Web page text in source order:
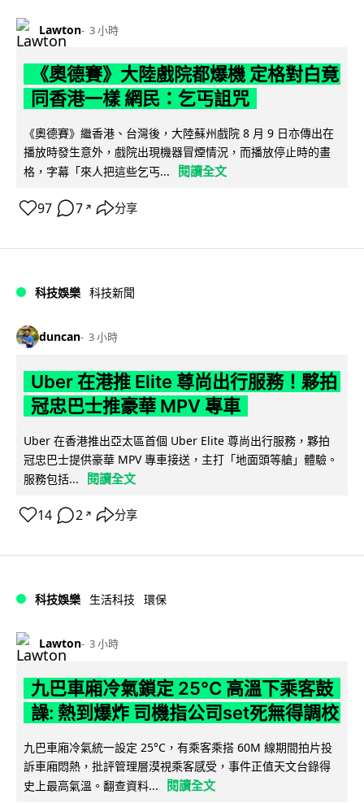
Lawton 3 小時
《奧德賽》大陸戲院都爆機 定格對白竟
同香港一樣 網民：乞丐詛咒
《奧德賽》繼香港、台灣後，大陸蘇州戲院 8 月 9 日亦傳出在
播放時發生意外，戲院出現機器冒煙情況，而播放停止時的畫
格，字幕「來人把這些乞丐...
閱讀全文
97 7 ↗ 分享
科技娛樂 科技新聞
duncan 3 小時
Uber 在港推 Elite 尊尚出行服務！夥拍
冠忠巴士推豪華 MPV 專車
Uber 在香港推出亞太區首個 Uber Elite 尊尚出行服務，夥拍
冠忠巴士提供豪華 MPV 專車接送，主打「地面頭等艙」體驗。
服務包括...
閱讀全文
14 2 ↗ 分享
科技娛樂 生活科技 環保
Lawton 3 小時
九巴車廂冷氣鎖定 25°C 高溫下乘客鼓
譟: 熱到爆炸 司機指公司set死無得調校
九巴車廂冷氣統一設定 25°C，有乘客乘搭 60M 線期間拍片投
訴車廂悶熱，批評管理層漠視乘客感受，事件正值天文台錄得
史上最高氣溫。翻查資料...
閱讀全文